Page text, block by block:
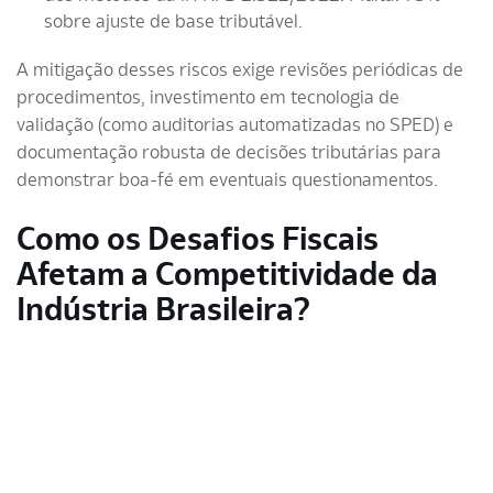
sobre ajuste de base tributável.
A mitigação desses riscos exige revisões periódicas de
procedimentos, investimento em tecnologia de
validação (como auditorias automatizadas no SPED) e
documentação robusta de decisões tributárias para
demonstrar boa-fé em eventuais questionamentos.
Como os Desafios Fiscais
Afetam a Competitividade da
Indústria Brasileira?